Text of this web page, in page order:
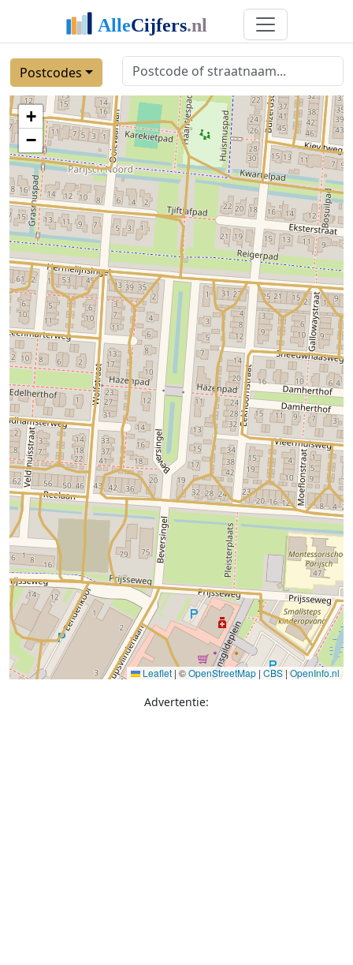
Postcodes
+
−
Leaflet | ©OpenStreetMap | CBS|OpenInfo.nl
Advertentie: